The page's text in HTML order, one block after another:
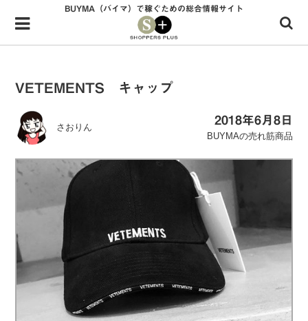
Menu
HOME
無在庫で自由気ままに稼ぐ！バイマ実践記
ファッショントレンドを発信！SP通信
BUYMAで人気のブランド
実録！海外ショップで買ってみた！
BUYMA（バイマ）で稼ぐための総合情報サイト
VETEMENTS キャップ
さおりん
2018年6月8日
BUYMAの売れ筋商品